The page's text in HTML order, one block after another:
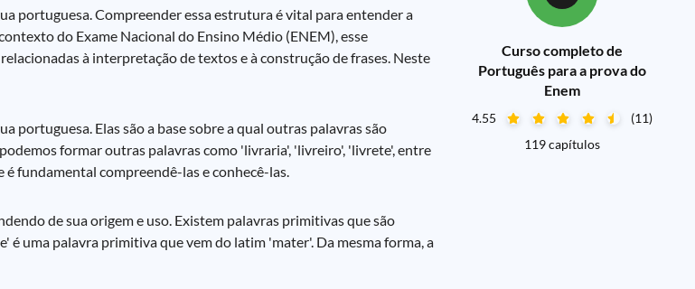
portuguesa. Compreender essa estrutura é vital para entender a
do Exame Nacional do Ensino Médio (ENEM), esse
à interpretação de textos e à construção de frases. Neste
portuguesa. Elas são a base sobre a qual outras palavras são
formar outras palavras como 'livraria', 'livreiro', 'livrete', entre
é fundamental compreendê-las e conhecê-las.
de sua origem e uso. Existem palavras primitivas que são
é uma palavra primitiva que vem do latim 'mater'. Da mesma forma, a
Curso completo de
Português para a prova do
Enem
4.55
(11)
119 capítulos